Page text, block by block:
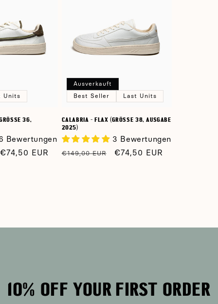
Units
36, A
Bewertungen
Verkaufspreis
€74,50 EUR
Ausverkauft
Best Seller
Last Units
CALABRIA - FLAX (GRÖSSE 38, AUSGABE 2
025)
3 Bewertungen
Normaler
€149,00 EUR Verkaufspreis
€74,50 EUR
10% OFF YOUR FIRST ORDER